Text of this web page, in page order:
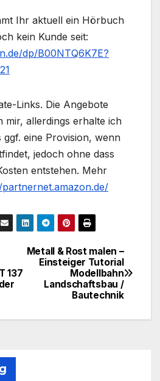
Ihr aktuell ein Hörbuch
kein Kunde seit:
dp/B00NTQ6K7E?
Links. Die Angebote
mir, allerdings erhalte ich
eine Provision, wenn
jedoch ohne dass
entstehen. Mehr
Metall & Rost malen –
Einsteiger Tutorial
Modellbahn
Landschaftsbau /
Bautechnik
137